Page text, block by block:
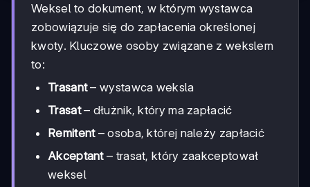
Weksel to dokument, w którym wystawca
zobowiązuje się do zapłacenia określonej
kwoty. Kluczowe osoby związane z wekslem
to:
Trasant– wystawca weksla
Trasat– dłużnik, który ma zapłacić
Remitent– osoba, której należy zapłacić
Akceptant– trasat, który zaakceptował
weksel